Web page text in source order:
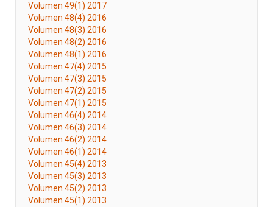
Volumen 49(1) 2017
Volumen 48(4) 2016
Volumen 48(3) 2016
Volumen 48(2) 2016
Volumen 48(1) 2016
Volumen 47(4) 2015
Volumen 47(3) 2015
Volumen 47(2) 2015
Volumen 47(1) 2015
Volumen 46(4) 2014
Volumen 46(3) 2014
Volumen 46(2) 2014
Volumen 46(1) 2014
Volumen 45(4) 2013
Volumen 45(3) 2013
Volumen 45(2) 2013
Volumen 45(1) 2013